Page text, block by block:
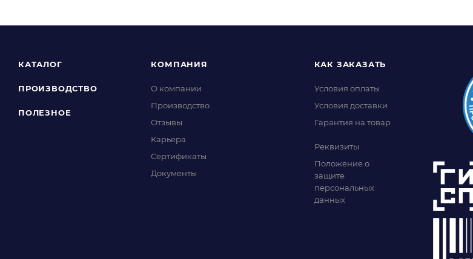
КАТАЛОГ
ПРОИЗВОДСТВО
ПОЛЕЗНОЕ
КОМПАНИЯ
О компании
Производство
Отзывы
Карьера
Сертификаты
Документы
КАК ЗАКАЗАТЬ
Условия оплаты
Условия доставки
Гарантия на товар
Реквизиты
Положение о
защите
персональных
данных